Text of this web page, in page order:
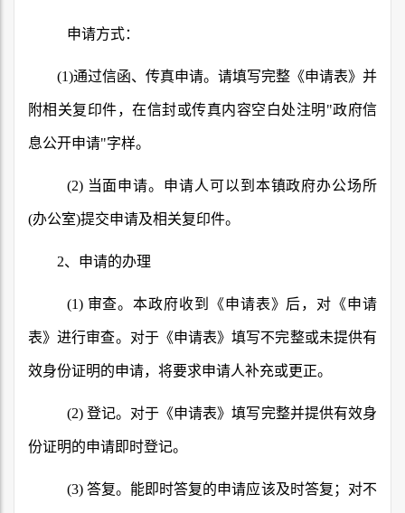
申请方式：
(1)通过信函、传真申请。请填写完整《申请表》并
附相关复印件，在信封或传真内容空白处注明 "政府信
息公开申请"字样。
(2) 当面申请。申请人可以到本镇政府办公场所
(办公室)提交申请及相关复印件。
2、申请的办理
(1) 审查。本政府收到《申请表》后，对《申请
表》进行审查。对于《申请表》填写不完整或未提供有
效身份证明的申请，将要求申请人补充或更正。
(2) 登记。对于《申请表》填写完整并提供有效身
份证明的申请即时登记。
(3) 答复。能即时答复的申请应该及时答复；对不